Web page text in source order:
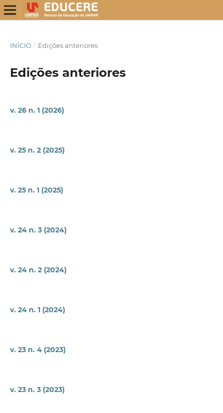
INÍCIO / Edições anteriores
Edições anteriores
v. 26 n. 1 (2026)
v. 25 n. 2 (2025)
v. 25 n. 1 (2025)
v. 24 n. 3 (2024)
v. 24 n. 2 (2024)
v. 24 n. 1 (2024)
v. 23 n. 4 (2023)
v. 23 n. 3 (2023)